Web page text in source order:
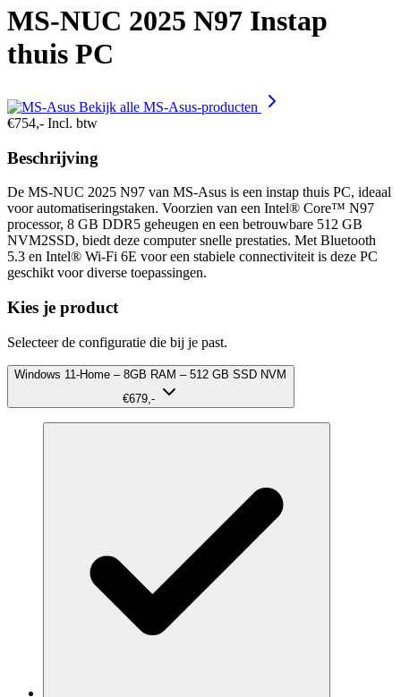
MS-NUC 2025 N97 Instap
thuis PC
Bekijk alle MS-Asus-producten
€754,- Incl. btw
Beschrijving
De MS-NUC 2025 N97 van MS-Asus is een instap thuis PC, ideaal
voor automatiseringstaken. Voorzien van een Intel® Core™ N97
processor, 8 GB DDR5 geheugen en een betrouwbare 512 GB
NVM2SSD, biedt deze computer snelle prestaties. Met Bluetooth
5.3 en Intel® Wi-Fi 6E voor een stabiele connectiviteit is deze PC
geschikt voor diverse toepassingen.
Kies je product
Selecteer de configuratie die bij je past.
Windows 11-Home – 8GB RAM – 512 GB SSD NVM
€679,-